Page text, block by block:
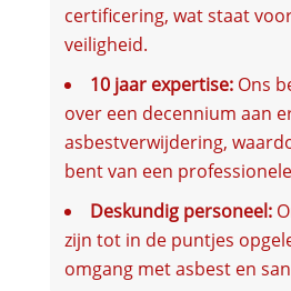
certificering, wat staat
veiligheid.
10 jaar expertise:Ons
over een decennium aan
asbestverwijdering,
bent van een
Deskundig personeel:
zijn tot in de puntjes
omgang met asbest en